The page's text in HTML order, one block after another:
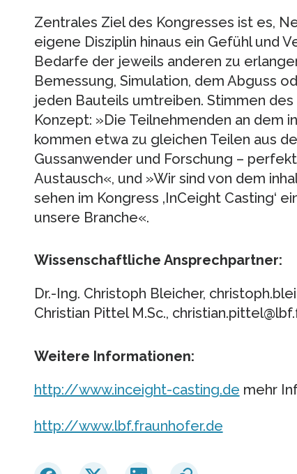
Zentrales Ziel des Kongresses ist es,
eigene Disziplin hinaus ein Gefühl und
Bedarfe der jeweils anderen zu
Bemessung, Simulation, dem Abguss
jeden Bauteils umtreiben. Stimmen
Konzept: »Die Teilnehmenden an dem
kommen etwa zu gleichen Teilen aus
Gussanwender und Forschung –
Austausch«, und »Wir sind von dem
sehen im Kongress ‚InCeight Casting‘
unsere Branche«.
Wissenschaftliche Ansprechpartner:
Dr.-Ing. Christoph Bleicher,
Christian Pittel M.Sc.,
Weitere Informationen:
http://www.inceight-casting.de mehr
http://www.lbf.fraunhofer.de